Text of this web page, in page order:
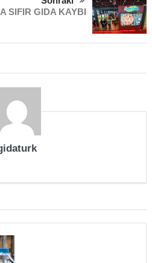
SIFIR GIDA KAYBI